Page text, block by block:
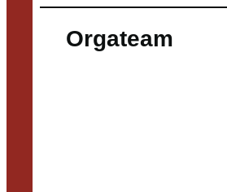
Orgateam